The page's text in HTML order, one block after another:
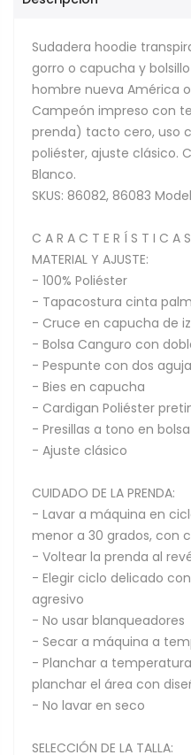
Sudadera hoodie
gorro o capucha y
hombre nueva América
Campeón impreso con
prenda) tacto cero, uso
poliéster, ajuste clásico.
Blanco.
SKUS: 86082, 86083
C A R A C T E R Í S T I C A S
MATERIAL Y AJUSTE:
- 100% Poliéster
- Tapacostura cinta
- Cruce en capucha de
- Bolsa Canguro con
- Pespunte con dos
- Bies en capucha
- Cardigan Poliéster
- Presillas a tono en
- Ajuste clásico
CUIDADO DE LA PRENDA:
- Lavar a máquina en
menor a 30 grados, con
- Voltear la prenda al
- Elegir ciclo delicado
agresivo
- No usar blanqueadores
- Secar a máquina a
- Planchar a
planchar el área con
- No lavar en seco
SELECCIÓN DE LA TALLA: